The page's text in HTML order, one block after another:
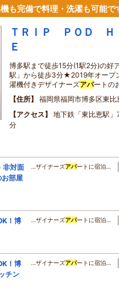
も完備で料理・洗濯も可能で
ＴＲＩＰ ＰＯＤ Ｈ
Ｅ
博多駅まで徒歩15分(1駅2分)の好
駅」から徒歩3分★2019年オープ
濯機付きデザイナーズアパートの
住所
福岡県福岡市博多区東
アクセス
地下鉄「東比恵駅
分
非対面
お部屋
…ザイナーズアパートに宿泊…
！博
…ザイナーズアパートに宿泊…
！博
チン
…ザイナーズアパートに宿泊…